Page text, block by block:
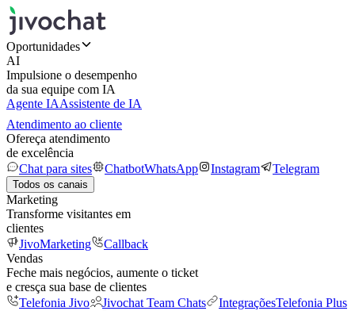
Oportunidades
AI
Impulsione o desempenho
da sua equipe com IA
Agente IAAssistente de IA
Atendimento ao cliente
Ofereça atendimento
de excelência
Chat para sites
ChatbotWhatsApp Instagram Telegram
Todos os canais
Marketing
Transforme visitantes em
clientes
JivoMarketing
Callback
Vendas
Feche mais negócios, aumente o ticket
e cresça sua base de clientes
Telefonia Jivo
Jivochat Team Chats IntegraçõesTelefonia Plus